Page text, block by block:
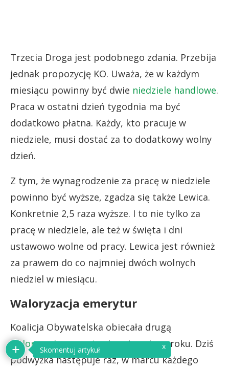
Trzecia Droga jest podobnego zdania. Przebija
jednak propozycję KO. Uważa, że w każdym
miesiącu powinny być dwie niedziele handlowe.
Praca w ostatni dzień tygodnia ma być
dodatkowo płatna. Każdy, kto pracuje w
niedziele, musi dostać za to dodatkowy wolny
dzień.
Z tym, że wynagrodzenie za pracę w niedziele
powinno być wyższe, zgadza się także Lewica.
Konkretnie 2,5 raza wyższe. I to nie tylko za
pracę w niedziele, ale też w święta i dni
ustawowo wolne od pracy. Lewica jest również
za prawem do co najmniej dwóch wolnych
niedziel w miesiącu.
Waloryzacja emerytur
Koalicja Obywatelska obiecała drugą
waloryzację emeryturi rent w ciągu roku. Dziś
podwyżka następuje raz, w marcu każdego
Skomentuj artykuł x